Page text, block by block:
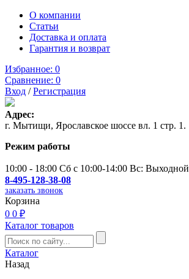
О компании
Статьи
Доставка и оплата
Гарантия и возврат
Избранное: 0
Сравнение: 0
Вход /Регистрация
Адрес:
г. Мытищи, Ярославское шоссе вл. 1 стр. 1.
Режим работы
10:00 - 18:00 Сб с 10:00-14:00 Вс: Выходной
8-495-128-38-08
заказать звонок
Корзина
0 0 ₽
Каталог товаров
Каталог
Назад